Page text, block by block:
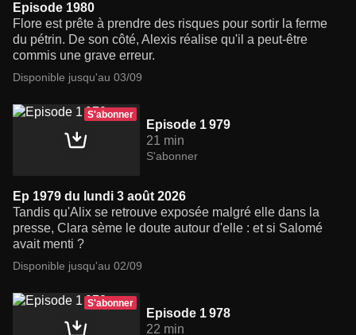
Episode 1980
Flore est prête à prendre des risques pour sortir la ferme
du pétrin. De son côté, Alexis réalise qu'il a peut-être
commis une grave erreur.
Disponible jusqu'au 03/09
S'abonner
Episode 1 979
21 min
S'abonner
Ep 1979 du lundi 3 août 2026
Tandis qu'Alix se retrouve exposée malgré elle dans la
presse, Clara sème le doute autour d'elle : et si Salomé
avait menti ?
Disponible jusqu'au 02/09
S'abonner
Episode 1 978
22 min